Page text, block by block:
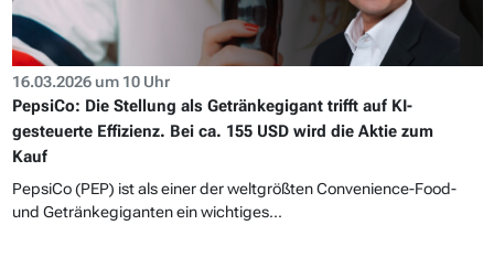
16.03.2026 um 10 Uhr
PepsiCo: Die Stellung als Getränkegigant trifft auf KI-
gesteuerte Effizienz. Bei ca. 155 USD wird die Aktie zum
Kauf
PepsiCo (PEP) ist als einer der weltgrößten Convenience-Food-
und Getränkegiganten ein wichtiges...